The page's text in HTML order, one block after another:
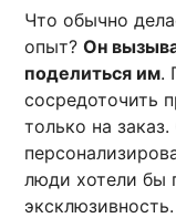
Что обычно
опыт?Он
поделиться им.
сосредоточить
только на
люди хотели бы